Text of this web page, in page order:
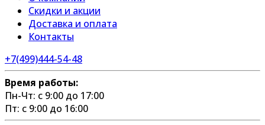
Скидки и акции
Доставка и оплата
Контакты
+7(499)444-54-48
Время работы:
Пн-Чт: с 9:00 до 17:00
Пт: с 9:00 до 16:00